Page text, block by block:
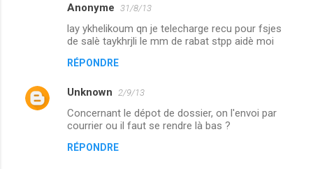
Anonyme 31/8/13
lay ykhelikoum qn je telecharge recu pour fsjes
de salè taykhrjli le mm de rabat stpp aidè moi
RÉPONDRE
Unknown 2/9/13
Concernant le dépot de dossier, on l'envoi par
courrier ou il faut se rendre là bas ?
RÉPONDRE